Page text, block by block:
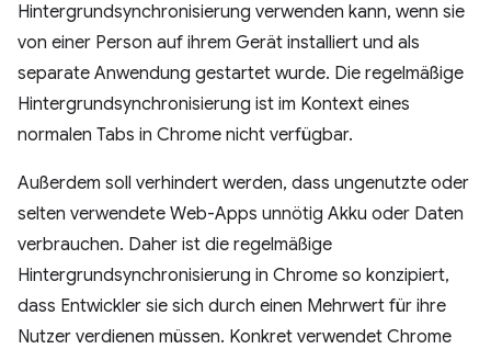
Hintergrundsynchronisierung verwenden kann, wenn sie
von einer Person auf ihrem Gerät installiert und als
separate Anwendung gestartet wurde. Die regelmäßige
Hintergrundsynchronisierung ist im Kontext eines
normalen Tabs in Chrome nicht verfügbar.
Außerdem soll verhindert werden, dass ungenutzte oder
selten verwendete Web-Apps unnötig Akku oder Daten
verbrauchen. Daher ist die regelmäßige
Hintergrundsynchronisierung in Chrome so konzipiert,
dass Entwickler sie sich durch einen Mehrwert für ihre
Nutzer verdienen müssen. Konkret verwendet Chrome